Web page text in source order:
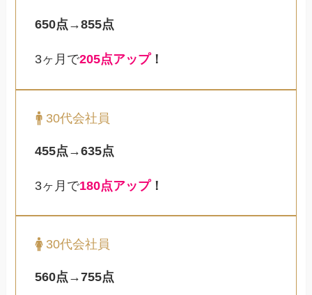
650点→855点
3ヶ月で205点アップ！
30代会社員
455点→635点
3ヶ月で180点アップ！
30代会社員
560点→755点